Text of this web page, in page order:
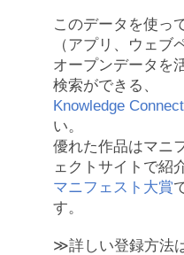
このデータを使っ
（アプリ、ウェブ
オープンデータを
検索ができる、
Knowledge
い。
優れた作品はマニ
ェクトサイトで紹
マニフェスト大賞
す。
≫詳しい登録方法